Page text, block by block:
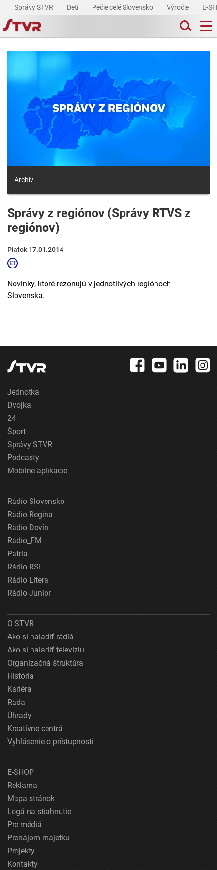
Správy STVR Deti Pečie celé Slovensko Výročie E-
Archív
Správy z regiónov (Správy RTVS z
regiónov)
Piatok 17.01.2014
Novinky, ktoré rezonujú v jednotlivých regiónoch
Slovenska.
Jednotka
Dvojka
24
Šport
Správy STVR
Podcasty
Mobilné aplikácie
Rádio Slovensko
Rádio Regina
Rádio Devín
Rádio_FM
Patria
Rádio RSI
Rádio Litera
Rádio Junior
O STVR
Ako si naladiť rádiá
Ako si naladiť televíziu
Organizačná štruktúra
História
Kariéra
Rada
Úhrady
Kreatívne centrá
Vyhlásenie o prístupnosti
E-SHOP
Reklama
Mapa stránok
Logá na stiahnutie
Pre médiá
Prenájom majetku
Projekty
Kontakty